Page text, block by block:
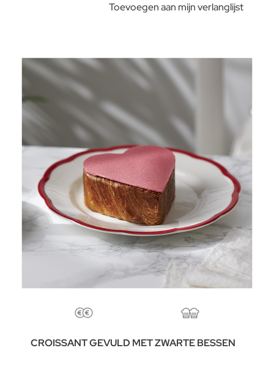
Toevoegen aan mijn verlanglijst
CROISSANT GEVULD MET ZWARTE BESSEN